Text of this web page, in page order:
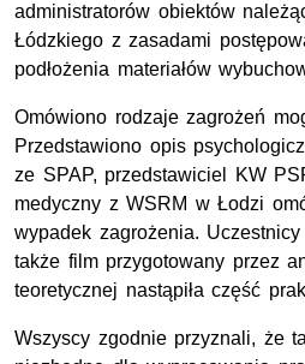
administratorów obiektów
Łódzkiego z zasadami
podłożenia materiałów
Omówiono rodzaje zagrożeń
Przedstawiono opis
ze SPAP, przedstawiciel KW
medyczny z WSRM w Łodzi
wypadek zagrożenia.
także film przygotowany przez
teoretycznej nastąpiła część
Wszyscy zgodnie przyznali, że